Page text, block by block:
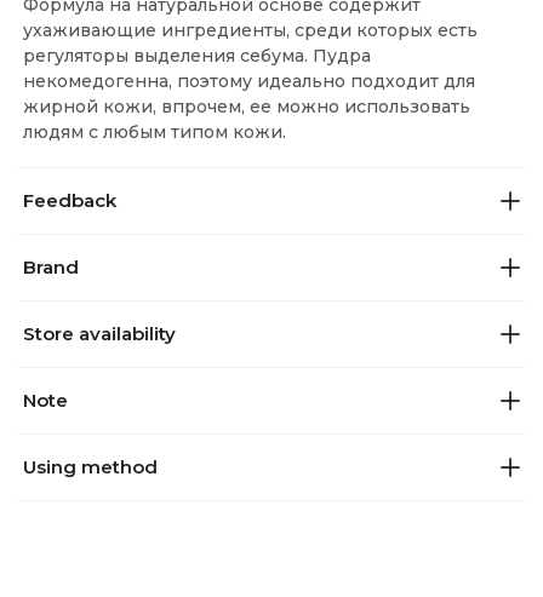
Формула на натуральной основе содержит
ухаживающие ингредиенты, среди которых есть
регуляторы выделения себума. Пудра
некомедогенна, поэтому идеально подходит для
жирной кожи, впрочем, ее можно использовать
людям с любым типом кожи.
Feedback
Brand
Store availability
Note
Using method